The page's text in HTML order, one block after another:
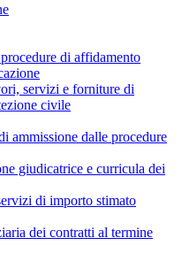
di affidamento
servizi e forniture di
civile
ammissione dalle procedure
giudicatrice e curricula dei
di importo stimato
dei contratti al termine